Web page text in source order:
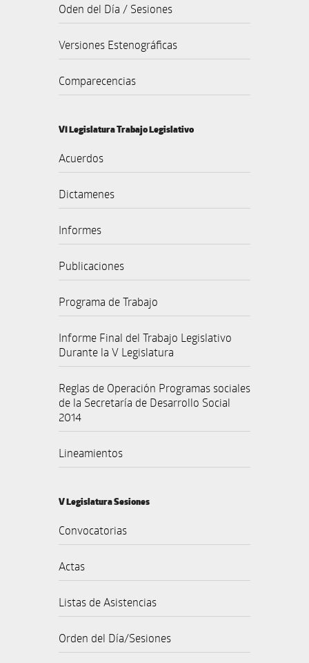
Oden del Día / Sesiones
Versiones Estenográficas
Comparecencias
VI Legislatura Trabajo Legislativo
Acuerdos
Dictamenes
Informes
Publicaciones
Programa de Trabajo
Informe Final del Trabajo Legislativo
Durante la V Legislatura
Reglas de Operación Programas sociales
de la Secretaría de Desarrollo Social
2014
Lineamientos
V Legislatura Sesiones
Convocatorias
Actas
Listas de Asistencias
Orden del Día/Sesiones